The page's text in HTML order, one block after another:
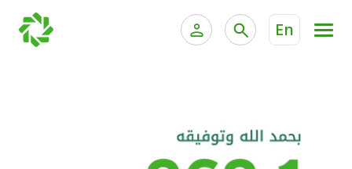
En
الخدمات المصرفية الإلكترونية للشركات
الحسابات المصرفية